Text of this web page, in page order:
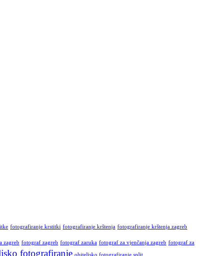
fotografiranje krstitki fotografiranje krštenja fotografiranje krštenja zagreb
zagreb fotograf zagreb fotograf zaruka fotograf za vjenčanja zagreb fotograf za
fotografiranje obiteljsko fotografiranje split